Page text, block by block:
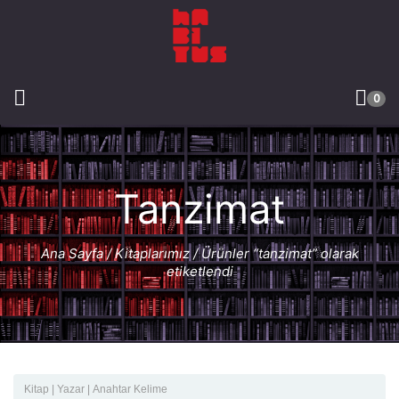
0
Tanzimat
Ana Sayfa/Kitaplarımız/ Ürünler “tanzimat” olarak
etiketlendi